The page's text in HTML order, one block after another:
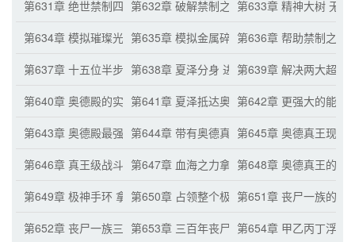
第631章 绝世禁制四象镇乾坤 极致力量第632章 破解禁制之力 镇压璀璨光芒
第633章 精神大树 无
第634章 模拟璀璨光芒气息 金属碎片的变化第635章 模拟金属碎片 璀璨光芒物尽其用
第636章 帮助禁制之道
第637章 十五位半步界王出击奥德殿 分身规则之源突破
第638章 夏泽分身 进攻两大超级势力
第639章 解决两大超级
第640章 奥德殿的实力第641章 夏泽抵达奥德殿第642章 更强大的能量
第643章 奥德殿最强底牌成功开启第644章 带有奥德真王画像的卡牌
第645章 奥德真王现身
第646章 真王级战斗 第647章 血海之力拿下奥德真王第648章 奥德真王的求
第649章 极神手环 拿下奥德殿第650章 占领整个极禹星域第651章 丧尸一族的发
第652章 丧尸一族三大宇宙道路第653章 三百年丧尸一族的大变化
第654章 甲乙丙丁浮岛